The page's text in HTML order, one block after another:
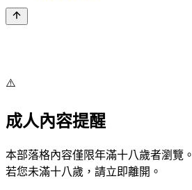
⚠️
成人內容提醒
本部落格內容僅限年滿十八歲者瀏覽。
若您未滿十八歲，請立即離開。